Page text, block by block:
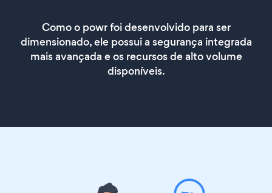
Como o powr foi desenvolvido para ser
dimensionado, ele possui a segurança integrada
mais avançada e os recursos de alto volume
disponíveis.